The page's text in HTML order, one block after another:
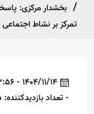
بخشدار مرکزی:
تمرکز بر نشاط
1404/11/14 - 13:56
- تعداد بازدیدکننده: 75